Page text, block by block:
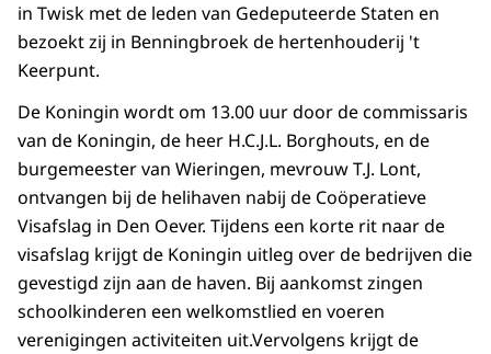
in Twisk met de leden van Gedeputeerde Staten en
bezoekt zij in Benningbroek de hertenhouderij 't
Keerpunt.
De Koningin wordt om 13.00 uur door de commissaris
van de Koningin, de heer H.C.J.L. Borghouts, en de
burgemeester van Wieringen, mevrouw T.J. Lont,
ontvangen bij de helihaven nabij de Coöperatieve
Visafslag in Den Oever. Tijdens een korte rit naar de
visafslag krijgt de Koningin uitleg over de bedrijven die
gevestigd zijn aan de haven. Bij aankomst zingen
schoolkinderen een welkomstlied en voeren
verenigingen activiteiten uit.Vervolgens krijgt de